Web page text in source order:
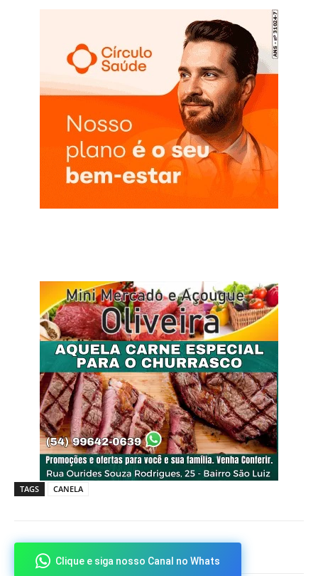
TAGS CANELA
Clique e siga nosso Canal no Whats